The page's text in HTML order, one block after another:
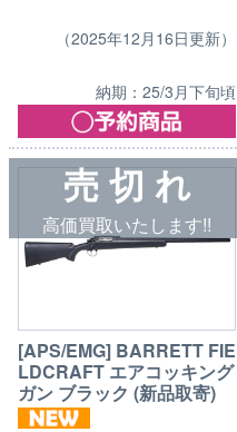
（2025年12月16日更新）
納期：25/3月下旬頃
売 切 れ
高価買取いたします!!
[APS/EMG] BARRETT FIE
LDCRAFT エアコッキング
ガン ブラック (新品取寄)